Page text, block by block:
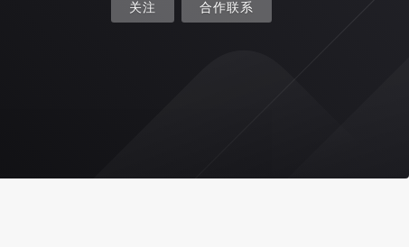
关注 合作联系